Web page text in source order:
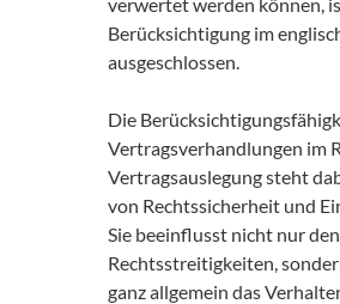
Berücksichtigung im
ausgeschlossen.
Die
Vertragsverhandlungen im
Vertragsauslegung steht
von Rechtssicherheit und
Sie beeinflusst nicht nur
Rechtsstreitigkeiten,
ganz allgemein das